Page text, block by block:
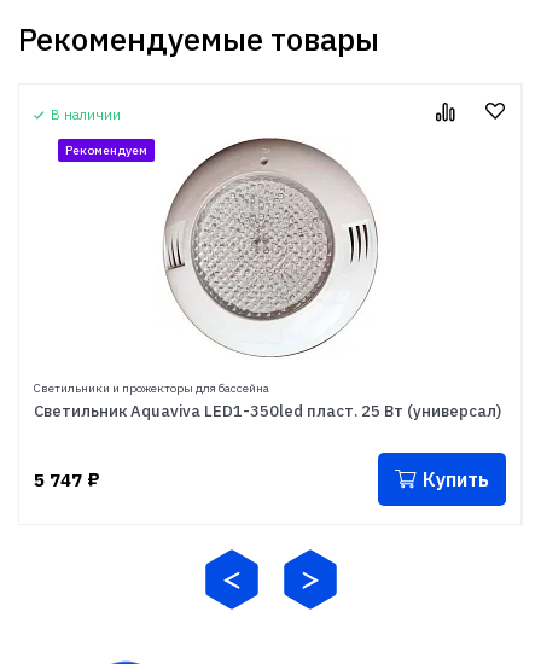
Рекомендуемые товары
В наличии
Рекомендуем
Светильники и прожекторы для бассейна
Светильник Aquaviva LED1-350led пласт. 25 Вт (универсал)
5 747 ₽ Купить